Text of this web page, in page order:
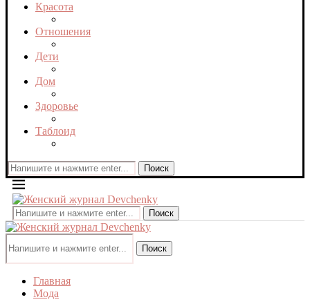
Красота
Отношения
Дети
Дом
Здоровье
Таблоид
Поиск
Поиск
Поиск
Главная
Мода